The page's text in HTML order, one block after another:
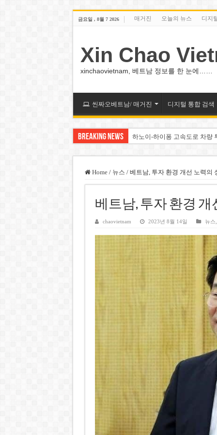
금요일 , 8월 7 2026 매거진 오늘의 뉴스 디지
Xin Chao
xinchaovietnam, 베트남 정보를 한 눈에……
씬짜오베트남/ 매거진 디지털 통합 검색
Breaking News 하노이-하이퐁 고속도로 차량
베트남주식 VN지수 1,800선
하노이 쌍둥이 타워 99층 부
하노이 부동산 시장, 아파트
베트남주식 SST, 2025년 현
베트남 전자비자 사기 웹사이
호주 젯스타, 내년부터 기내
베트남, 8월부터 토지·측량
호찌민시, 약 6,500㎡ 토지
Home / 뉴스 / 베트남, 투자 환경 개선 노력의
베트남, 투자 환경
chaovietnam 2023년 8월 14일 뉴스